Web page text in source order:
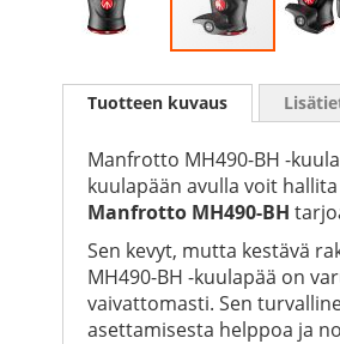
to
images
gallery
Tuotteen kuvaus
Manfrotto MH490-BH -
kuulapään avulla voit
Manfrotto MH490-BH
Sen kevyt, mutta kestävä
MH490-BH -kuulapää on
vaivattomasti. Sen
asettamisesta helppoa ja